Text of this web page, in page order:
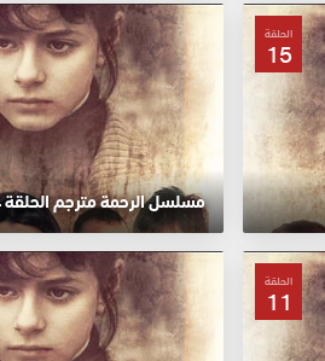
الحلقة
15
مسلسل الرحمة مترجم الحلقة 14 HD
الحلقة
11